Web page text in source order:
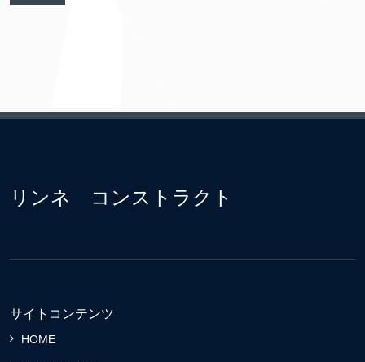
リンネ コンストラクト
サイトコンテンツ
HOME